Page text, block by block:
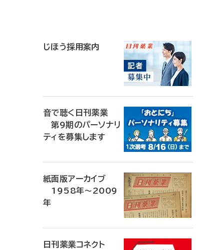
じほう採用案内
音で聴く日刊薬業
第9期のパーソナリ
ティを募集します
紙面版アーカイブ
1958年～2009
年
日刊薬業コネクト